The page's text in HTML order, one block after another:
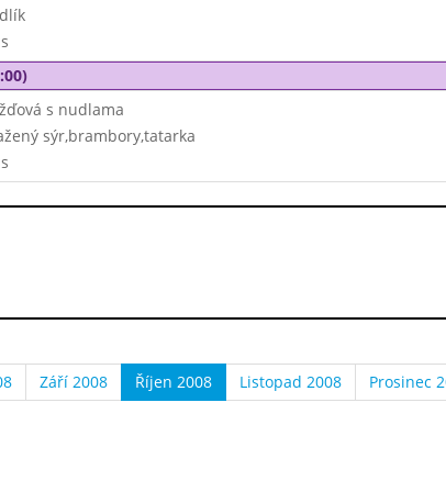
s nudlama
sýr,brambory,tatarka
Září 2008 Říjen 2008 Listopad 2008 Prosinec